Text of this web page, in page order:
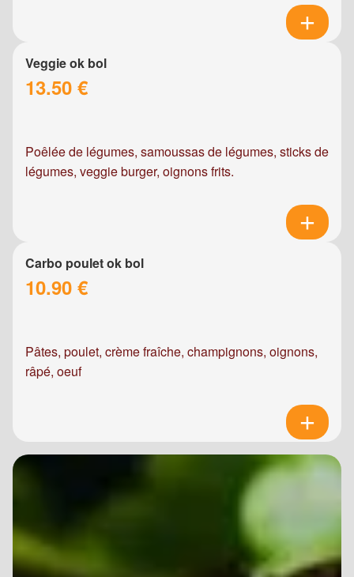
Veggie ok bol
13.50 €
Poêlée de légumes, samoussas de légumes, sticks de
légumes, veggie burger, oignons frits.
Carbo poulet ok bol
10.90 €
Pâtes, poulet, crème fraîche, champignons, oignons,
râpé, oeuf